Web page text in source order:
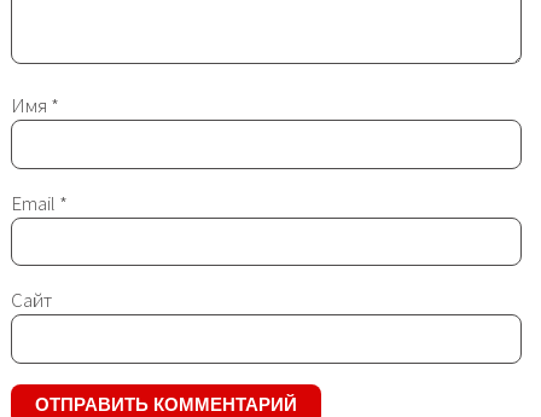
Имя *
Email *
Сайт